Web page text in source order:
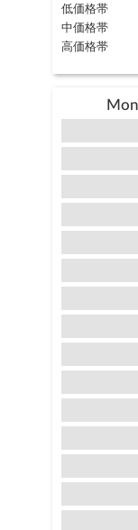
低価格帯
中価格帯
高価格帯